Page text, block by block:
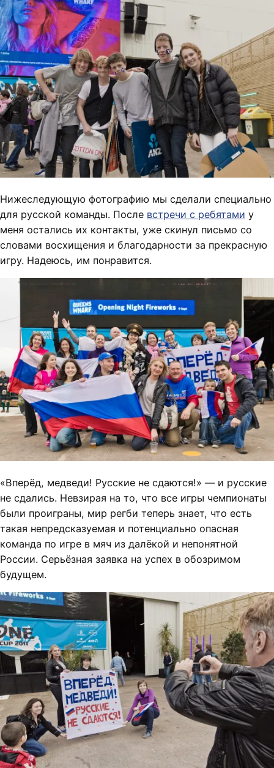
Нижеследующую фотографию мы сделали специально
для русской команды. После встречи с ребятами у
меня остались их контакты, уже скинул письмо со
словами восхищения и благодарности за прекрасную
игру. Надеюсь, им понравится.
«Вперёд, медведи! Русские не сдаются!» — и русские
не сдались. Невзирая на то, что все игры чемпионаты
были проиграны, мир регби теперь знает, что есть
такая непредсказуемая и потенциально опасная
команда по игре в мяч из далёкой и непонятной
России. Серьёзная заявка на успех в обозримом
будущем.